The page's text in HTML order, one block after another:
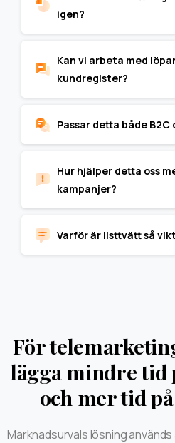
igen?
Kan vi arbeta med
kundregister?
Passar detta både B2C
Hur hjälper detta oss
kampanjer?
Varför är listtvätt så
För
lägga mindre tid
och mer tid
Marknadsurvals lösning